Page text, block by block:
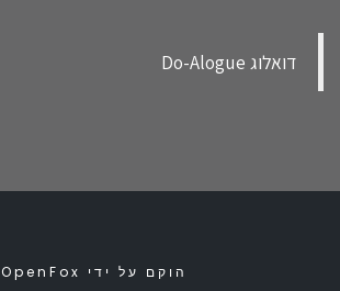
‏דואלוג Do-Alogue‏
הוקם על ידי OpenFox